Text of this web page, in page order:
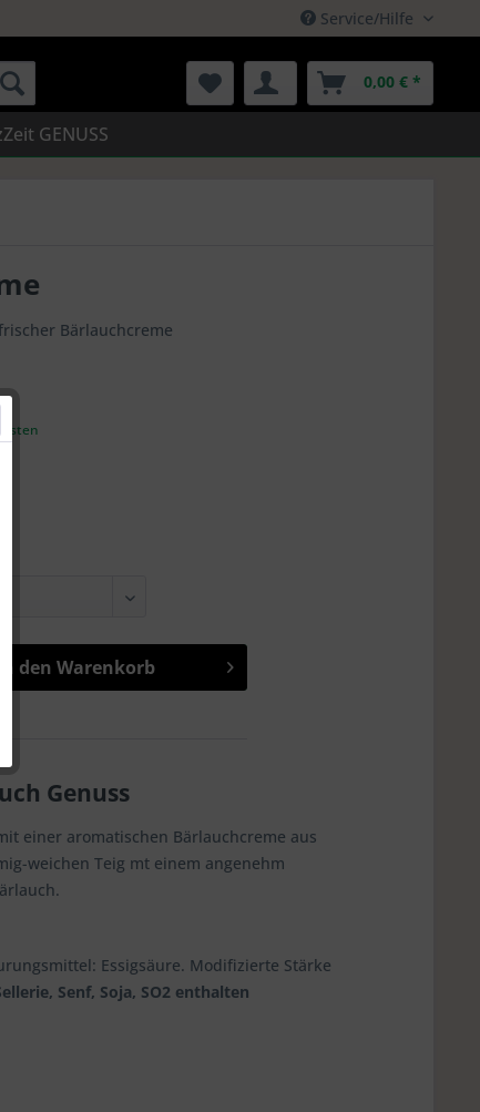
Service/Hilfe
0,00 € *
GENUSS
Bärlauchcreme
In den Warenkorb
Genuss
einer aromatischen Bärlauchcreme aus
weichen Teig mt einem angenehm
Essigsäure. Modifizierte Stärke
Senf, Soja, SO2 enthalten